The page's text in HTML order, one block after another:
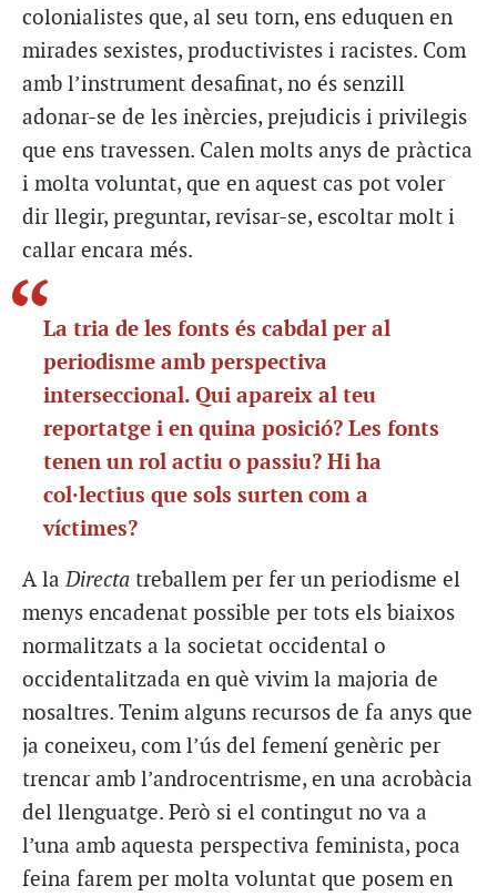
colonialistes que, al seu torn, ens eduquen en
mirades sexistes, productivistes i racistes. Com
amb l’instrument desafinat, no és senzill
adonar-se de les inèrcies, prejudicis i privilegis
que ens travessen. Calen molts anys de pràctica
i molta voluntat, que en aquest cas pot voler
dir llegir, preguntar, revisar-se, escoltar molt i
callar encara més.
La tria de les fonts és cabdal per al
periodisme amb perspectiva
interseccional. Qui apareix al teu
reportatge i en quina posició? Les fonts
tenen un rol actiu o passiu? Hi ha
col·lectius que sols surten com a
víctimes?
A laDirecta treballem per fer un periodisme el
menys encadenat possible per tots els biaixos
normalitzats a la societat occidental o
occidentalitzada en què vivim la majoria de
nosaltres. Tenim alguns recursos de fa anys que
ja coneixeu, com l’ús del femení genèric per
trencar amb l’androcentrisme, en una acrobàcia
del llenguatge. Però si el contingut no va a
l’una amb aquesta perspectiva feminista, poca
feina farem per molta voluntat que posem en